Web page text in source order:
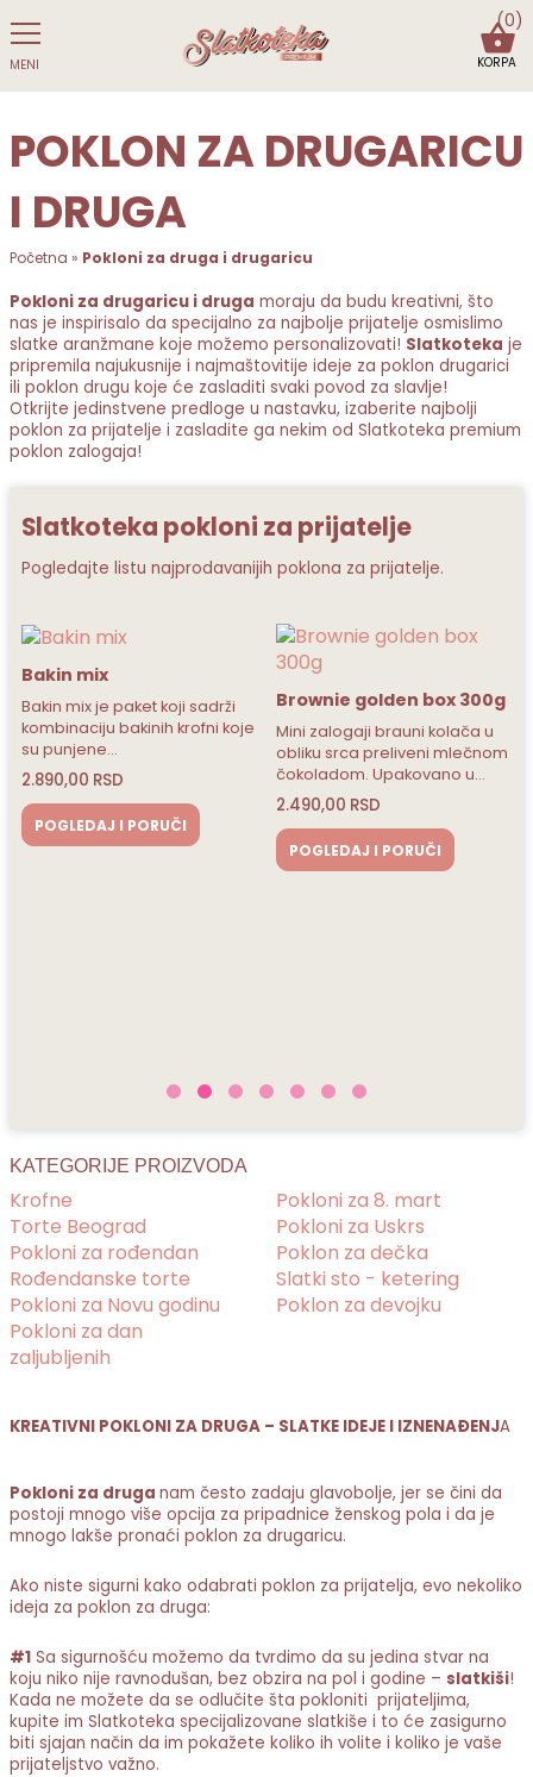
MENI
(0)
KORPA
POKLON ZA DRUGARICU
I DRUGA
Početna » Pokloni za druga i drugaricu
Pokloni za drugaricu i druga moraju da budu kreativni, što
nas je inspirisalo da specijalno za najbolje prijatelje osmislimo
slatke aranžmane koje možemo personalizovati! Slatkoteka je
pripremila najukusnije i najmaštovitije ideje za poklon drugarici
ili poklon drugu koje će zasladiti svaki povod za slavlje!
Otkrijte jedinstvene predloge u nastavku, izaberite najbolji
poklon za prijatelje i zasladite ga nekim od Slatkoteka premium
poklon zalogaja!
Slatkoteka pokloni za prijatelje
Pogledajte listu najprodavanijih poklona za prijatelje.
Brownie golden box 300g
Mini zalogaji brauni kolača u
obliku srca preliveni mlečnom
čokoladom. Upakovano u…
2.490,00RSD
POGLEDAJ I PORUČI
KATEGORIJE PROIZVODA
Krofne
Torte Beograd
Pokloni za rođendan
Rođendanske torte
Pokloni za Novu godinu
Pokloni za dan
zaljubljenih
Pokloni za 8. mart
Pokloni za Uskrs
Poklon za dečka
Slatki sto - ketering
Poklon za devojku
KREATIVNI POKLONI ZA DRUGA – SLATKE IDEJE I IZNENAĐENJA
Pokloni za druga nam često zadaju glavobolje, jer se čini da
postoji mnogo više opcija za pripadnice ženskog pola i da je
mnogo lakše pronaći poklon za drugaricu.
Ako niste sigurni kako odabrati poklon za prijatelja, evo nekoliko
ideja za poklon za druga:
#1 Sa sigurnošću možemo da tvrdimo da su jedina stvar na
koju niko nije ravnodušan, bez obzira na pol i godine – slatkiši!
Kada ne možete da se odlučite šta pokloniti prijateljima,
kupite im Slatkoteka specijalizovane slatkiše i to će zasigurno
biti sjajan način da im pokažete koliko ih volite i koliko je vaše
prijateljstvo važno.